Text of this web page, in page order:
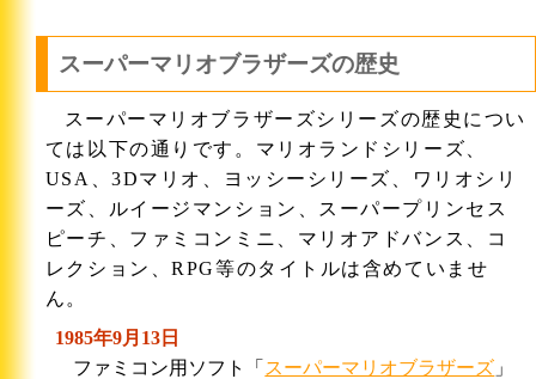
スーパーマリオブラザーズの歴史
スーパーマリオブラザーズシリーズの歴史につい
ては以下の通りです。マリオランドシリーズ、
USA、3Dマリオ、ヨッシーシリーズ、ワリオシリ
ーズ、ルイージマンション、スーパープリンセス
ピーチ、ファミコンミニ、マリオアドバンス、コ
レクション、RPG等のタイトルは含めていませ
ん。
1985年9月13日
ファミコン用ソフト「 スーパーマリオブラザーズ 」